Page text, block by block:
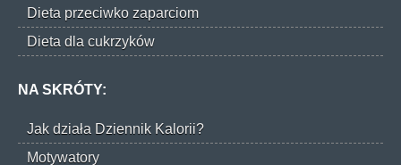
Dieta przeciwko zaparciom
Dieta dla cukrzyków
NA SKRÓTY:
Jak działa Dziennik Kalorii?
Motywatory